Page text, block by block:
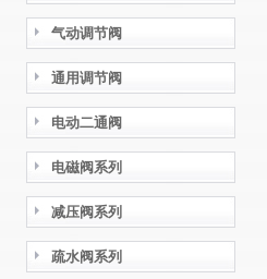
气动调节阀
通用调节阀
电动二通阀
电磁阀系列
减压阀系列
疏水阀系列